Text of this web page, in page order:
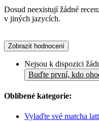
Dosud neexistují žádné
v jiných jazycích.
Zobrazit hodnocení
Nejsou k dispozici
Buďte první, kdo
Oblíbené kategorie:
Vylaďte své matcha